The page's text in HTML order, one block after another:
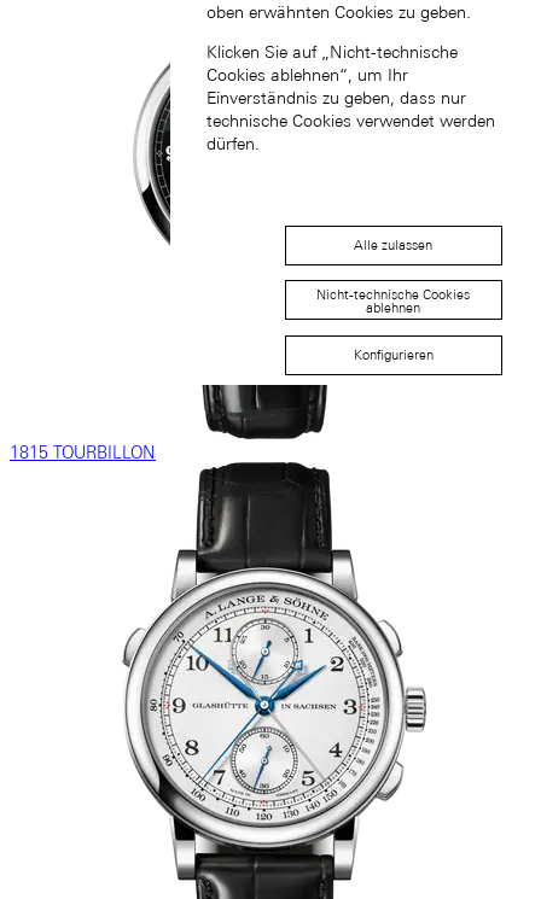
1815 TOURBILLON
oben erwähnten Cookies zu geben.
Klicken Sie auf „Nicht-technische
Cookies ablehnen“, um Ihr
Einverständnis zu geben, dass nur
technische Cookies verwendet werden
dürfen.
Alle zulassen
Nicht-technische Cookies
ablehnen
Konfigurieren